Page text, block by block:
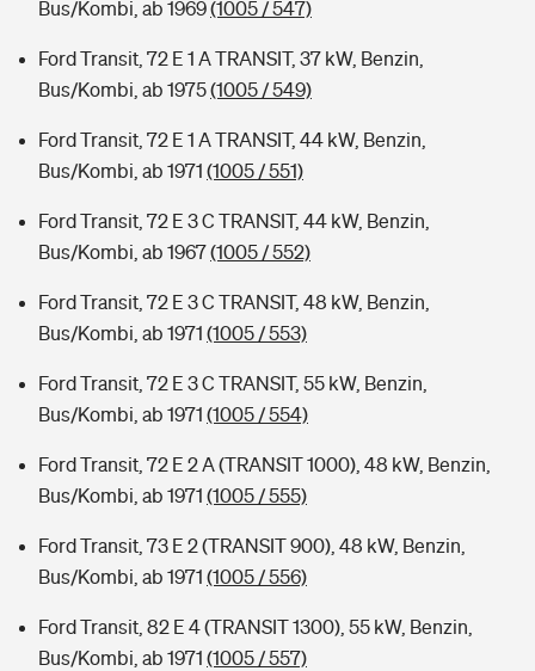
Bus/Kombi, ab 1969(1005 / 547)
Ford Transit, 72 E 1 A TRANSIT, 37 kW, Benzin,
Bus/Kombi, ab 1975(1005 / 549)
Ford Transit, 72 E 1 A TRANSIT, 44 kW, Benzin,
Bus/Kombi, ab 1971 (1005 / 551)
Ford Transit, 72 E 3 C TRANSIT, 44 kW, Benzin,
Bus/Kombi, ab 1967(1005 / 552)
Ford Transit, 72 E 3 C TRANSIT, 48 kW, Benzin,
Bus/Kombi, ab 1971 (1005 / 553)
Ford Transit, 72 E 3 C TRANSIT, 55 kW, Benzin,
Bus/Kombi, ab 1971 (1005 / 554)
Ford Transit, 72 E 2 A (TRANSIT 1000), 48 kW, Benzin,
Bus/Kombi, ab 1971 (1005 / 555)
Ford Transit, 73 E 2 (TRANSIT 900), 48 kW, Benzin,
Bus/Kombi, ab 1971 (1005 / 556)
Ford Transit, 82 E 4 (TRANSIT 1300), 55 kW, Benzin,
Bus/Kombi, ab 1971 (1005 / 557)